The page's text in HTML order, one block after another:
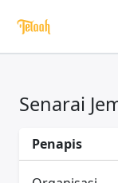
Senarai
Penapis